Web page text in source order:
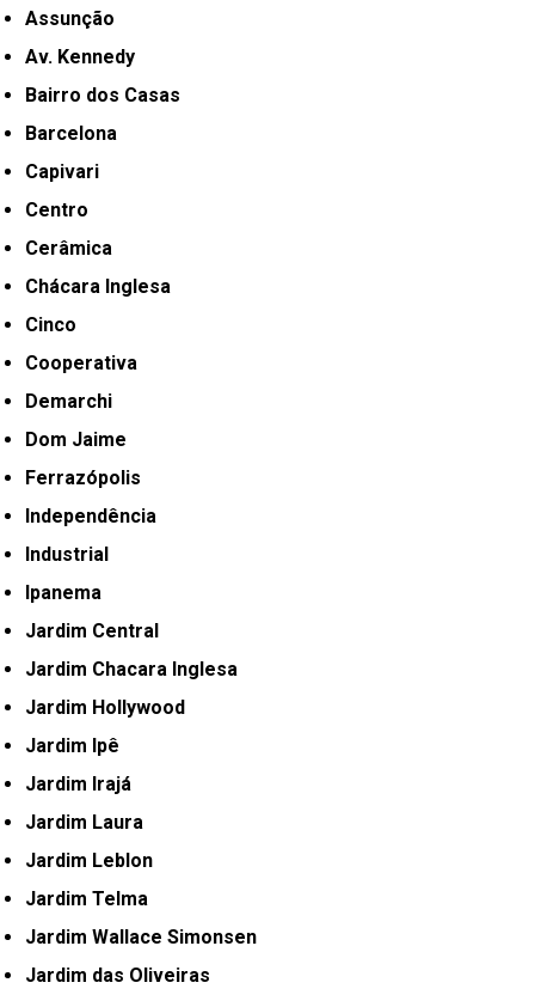
Assunção
Av. Kennedy
Bairro dos Casas
Barcelona
Capivari
Centro
Cerâmica
Chácara Inglesa
Cinco
Cooperativa
Demarchi
Dom Jaime
Ferrazópolis
Independência
Industrial
Ipanema
Jardim Central
Jardim Chacara Inglesa
Jardim Hollywood
Jardim Ipê
Jardim Irajá
Jardim Laura
Jardim Leblon
Jardim Telma
Jardim Wallace Simonsen
Jardim das Oliveiras